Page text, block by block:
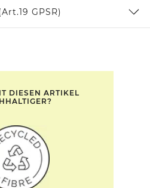
GPSR)
DIESEN ARTIKEL